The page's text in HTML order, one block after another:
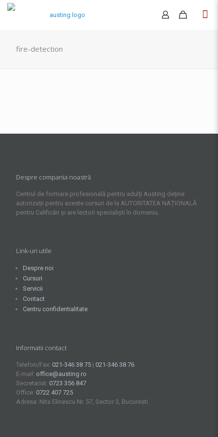
fire-detection
Despre compania noastră
Centrul de formare profesională pentru adulți Austing deține
autorizații pentru aceste cursuri de la AUTORITATEA NAȚIONALĂ
pentru Calificări și are lectori specialiști în domeniu.
Link-uri utile
Despre noi
Cursuri
Servicii
Contact
Centru confidentialitate
Informatii contact
Telefon/Fax: 021-346 38 75 | 021-346 38 76
E-mail: office@austing.ro
Secretariat: 0723 356 847
Office: 0722 407 725
Adresa: Nita Elinescu Nr. 57, Sector 3, Bucuresti